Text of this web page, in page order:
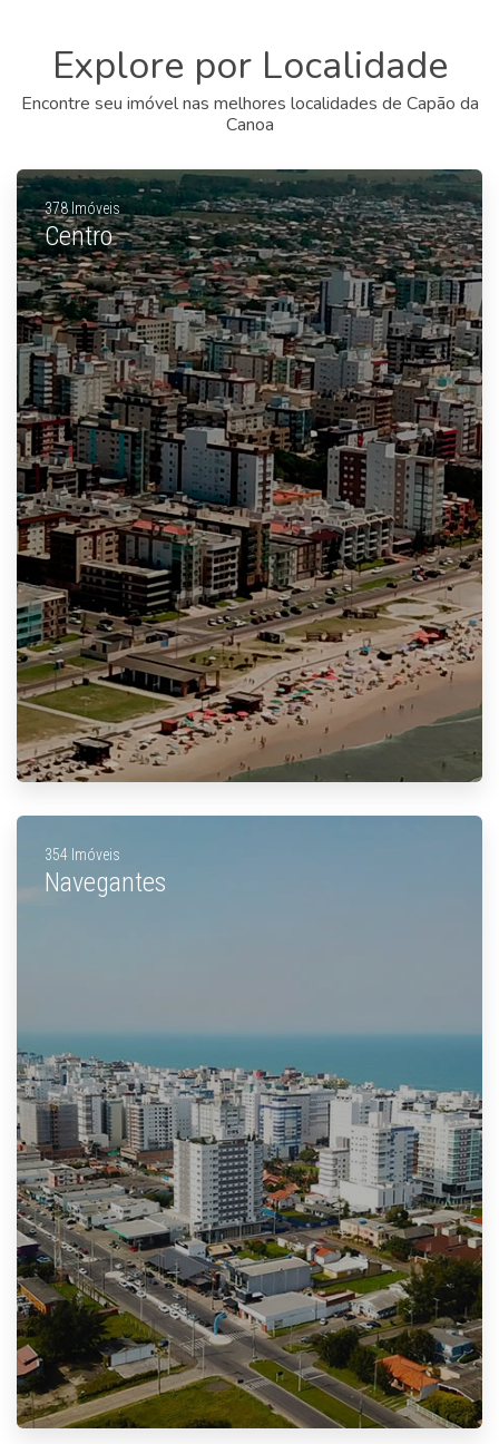
Explore por Localidade
Encontre seu imóvel nas melhores localidades de Capão da
Canoa
378 Imóveis
Centro
354 Imóveis
Navegantes